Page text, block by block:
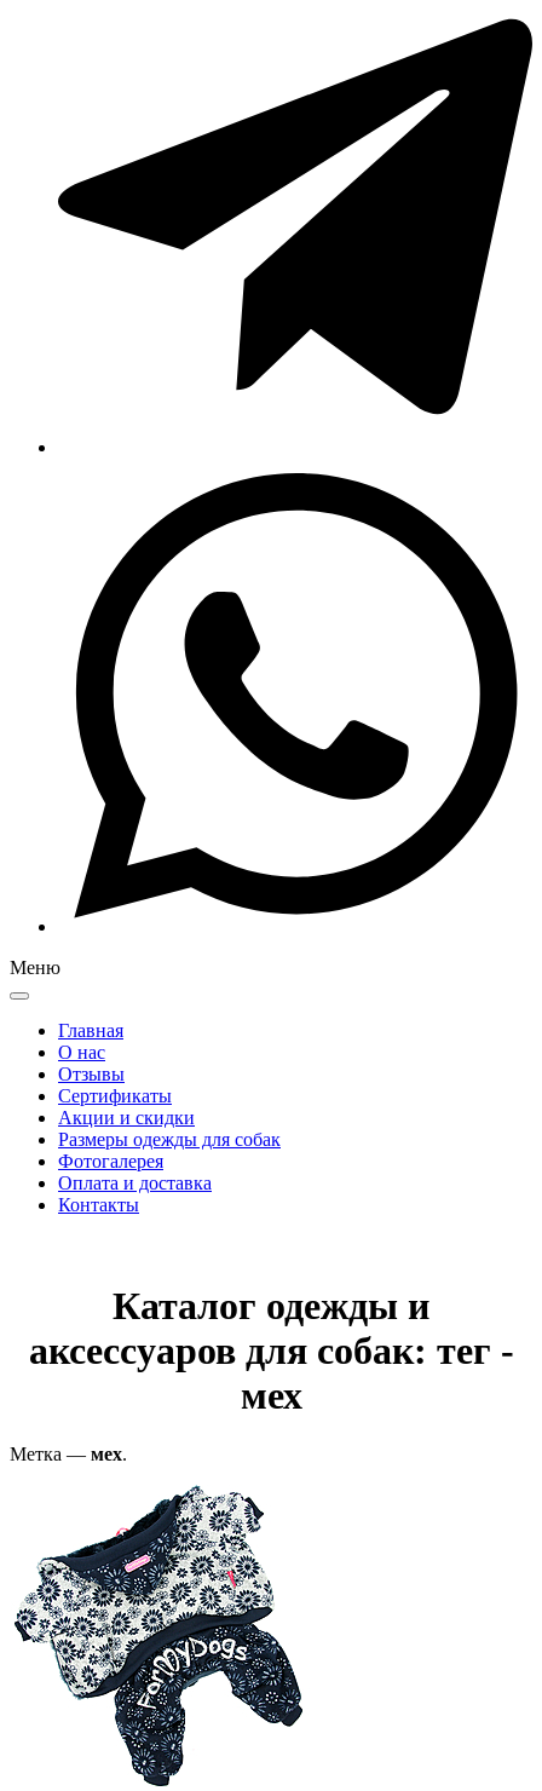
Меню
Главная
О нас
Отзывы
Сертификаты
Акции и скидки
Размеры одежды для собак
Фотогалерея
Оплата и доставка
Контакты
Каталог одежды и
аксессуаров для собак: тег -
мех
Метка — мех.